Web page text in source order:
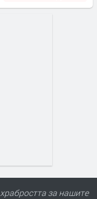
за нашите